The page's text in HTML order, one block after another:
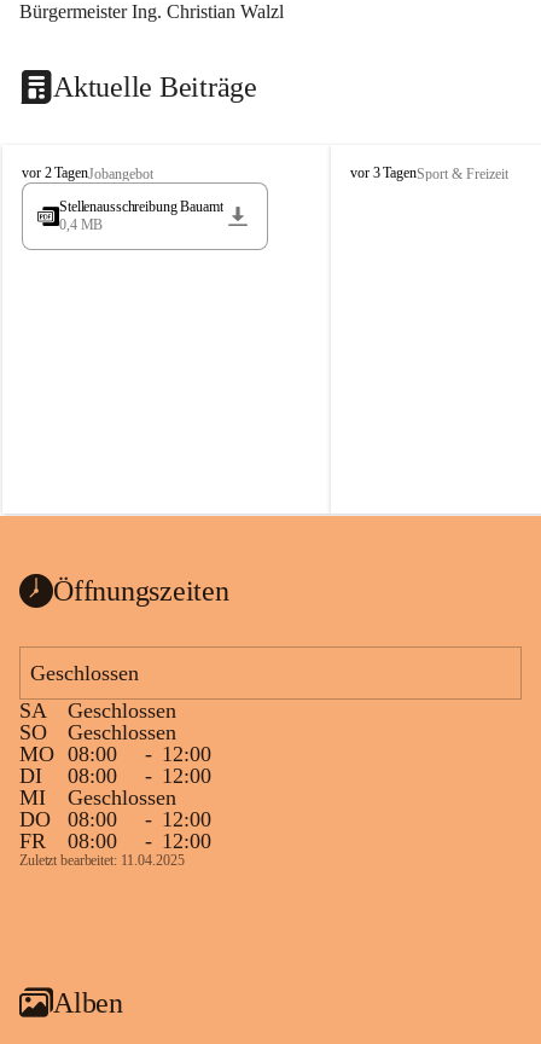
Bürgermeister Ing. Christian Walzl
Aktuelle Beiträge
S
t
s
vor 2 TagenJobangebot
Stellenausschreibung Bauamt
0,4 MB
S
vor 3 TagenSport & Freizeit
Öffnungszeiten
Geschlossen
SA
Geschlossen
SO
Geschlossen
MO 08:00 - 12:00
DI
08:00 - 12:00
MI
Geschlossen
DO
08:00 - 12:00
FR
08:00 - 12:00
Zuletzt bearbeitet: 11.04.2025
Alben